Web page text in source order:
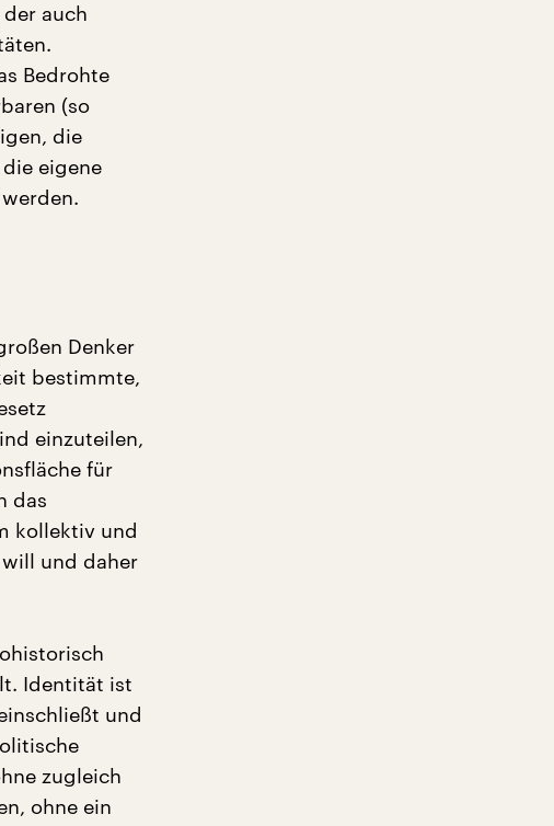
auch
Bedrohte
(so
die
eigene
Denker
bestimmte,
einzuteilen,
für
das
kollektiv und
und daher
Identität ist
und
zugleich
ohne ein